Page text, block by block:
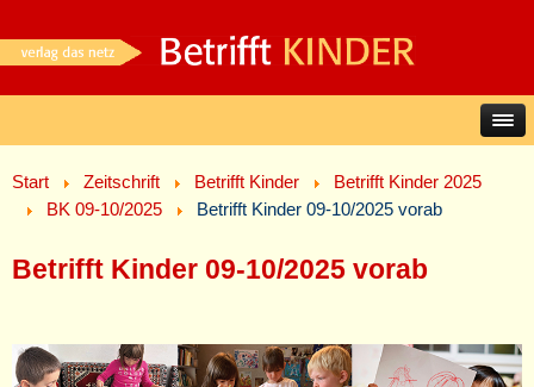
Start Zeitschrift Betrifft Kinder
Betrifft Kinder 2025
BK 09-10/2025
Betrifft Kinder 09-10/2025 vorab
Betrifft Kinder 09-10/2025 vorab